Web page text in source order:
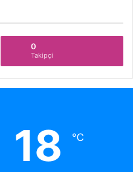
0
Takipçi
18 ℃